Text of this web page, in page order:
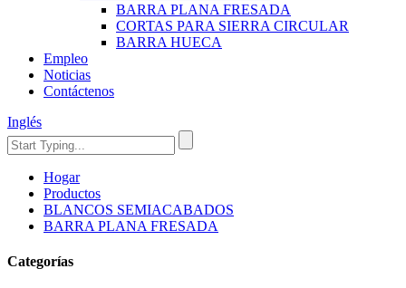
BARRA PLANA FRESADA
CORTAS PARA SIERRA CIRCULAR
BARRA HUECA
Empleo
Noticias
Contáctenos
Inglés
Hogar
Productos
BLANCOS SEMIACABADOS
BARRA PLANA FRESADA
Categorías